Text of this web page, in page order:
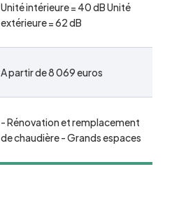
Unité intérieure = 40 dB Unité
extérieure = 62 dB
A partir de 8 069 euros
- Rénovation et remplacement
de chaudière - Grands espaces